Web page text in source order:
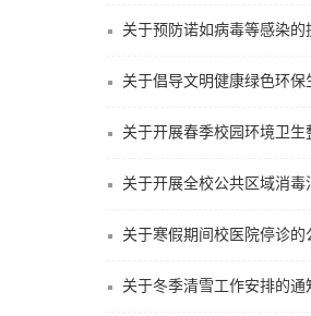
关于预防诺如病毒等感染的
关于倡导文明健康绿色环保
关于开展春季校园环境卫生
关于开展全校公共区域消
关于寒假期间校医院停诊的
关于冬季清雪工作安排的通